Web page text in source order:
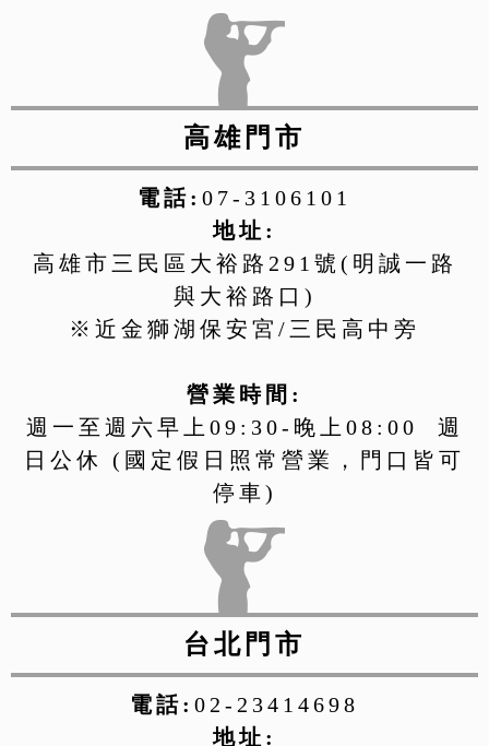
高雄門市
電話: 07-3106101
地址:
高雄市三民區大裕路291號(明誠一路
與大裕路口)
※近金獅湖保安宮/三民高中旁
營業時間:
週一至週六早上09:30-晚上08:00 週
日公休 (國定假日照常營業，門口皆可
停車)
台北門市
電話: 02-23414698
地址: